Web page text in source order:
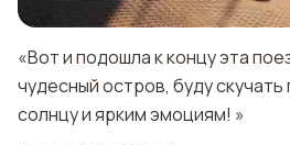
«Вот и подошла к концу эта
чудесный остров, буду скучать
солнцу и ярким эмоциям! »